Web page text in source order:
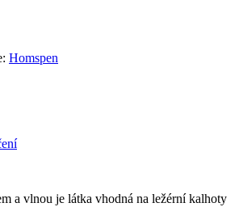
Homspen
a vlnou je látka vhodná na ležérní kalhoty